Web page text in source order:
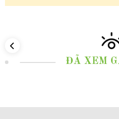
bật, quyến rũ và sang trọng hơn bao giờ
Nhẫn ngọc trai thật, nhẫn bạc ý xi
ĐÃ XEM